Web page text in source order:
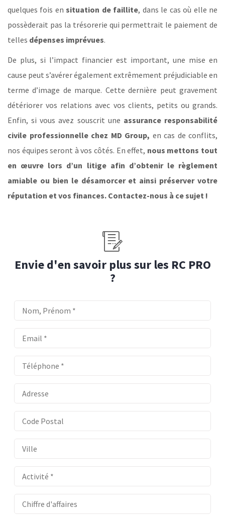
quelques fois ensituation de faillite, dans le cas où elle ne
possèderait pas la trésorerie qui permettrait le paiement de
telles dépenses imprévues.
De plus, si l’impact financier est important, une mise en
cause peut s’avérer également extrêmement préjudiciable en
terme d’image de marque. Cette dernière peut gravement
détériorer vos relations avec vos clients, petits ou grands.
Enfin, si vous avez souscrit une assurance responsabilité
civile professionnelle chez MD Group, en cas de conflits,
nos équipes seront à vos côtés. En effet, nous mettons tout
en œuvre lors d’un litige afin d’obtenir le règlement
amiable ou bien le désamorcer et ainsi préserver votre
réputation et vos finances. Contactez-nous à ce sujet !
Envie d'en savoir plus sur les RC PRO
?